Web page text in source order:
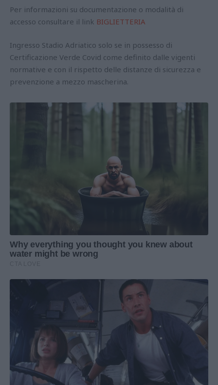
Per informazioni su documentazione o modalità di
accesso consultare il link BIGLIETTERIA
Ingresso Stadio Adriatico solo se in possesso di
Certificazione Verde Covid come definito dalle vigenti
normative e con il rispetto delle distanze di sicurezza e
prevenzione a mezzo mascherina.